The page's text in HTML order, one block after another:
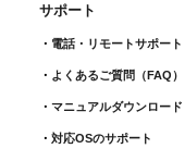
サポート
電話・リモートサポート
よくあるご質問（FAQ）
マニュアルダウンロード
対応OSのサポート